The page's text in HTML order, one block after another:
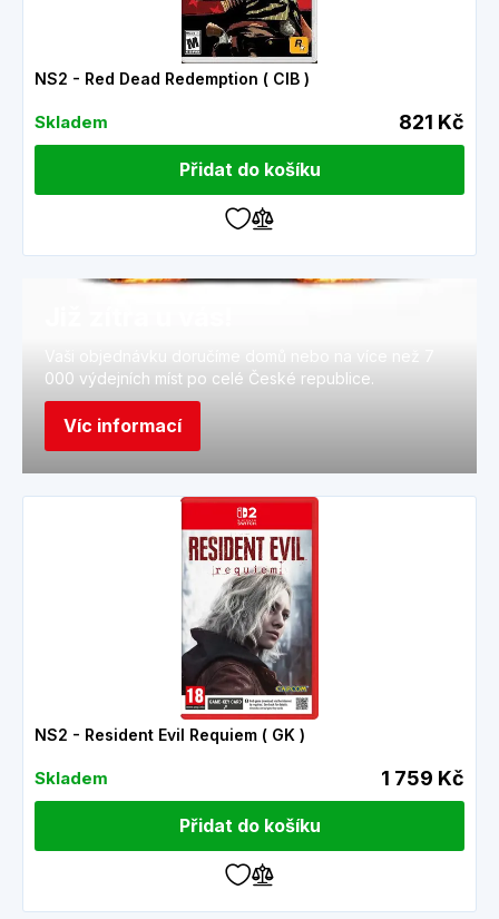
NS2 - Red Dead Redemption ( CIB )
Skladem 821 Kč
Přidat do košíku
000 výdejních míst po celé České republice.
Víc informací
NS2 - Resident Evil Requiem ( GK )
Skladem 1 759 Kč
Přidat do košíku